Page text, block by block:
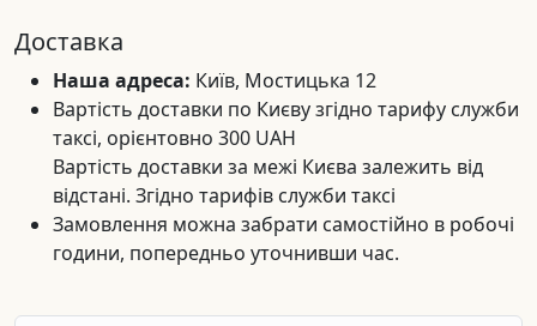
Доставка
Наша адреса: Київ, Мостицька 12
Вартість доставки по Києву згідно тарифу служби
таксі, орієнтовно 300 UAH
Вартість доставки за межі Києва залежить від
відстані. Згідно тарифів служби таксі
Замовлення можна забрати самостійно в робочі
години, попередньо уточнивши час.